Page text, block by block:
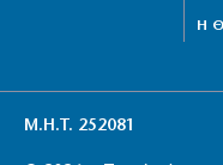
Η
Μ.Η.Τ. 252081